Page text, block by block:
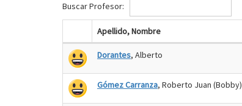
Buscar Profesor:
Apellido, Nombre
Dorantes, Alberto
Gómez Carranza, Roberto Juan (Bobby)